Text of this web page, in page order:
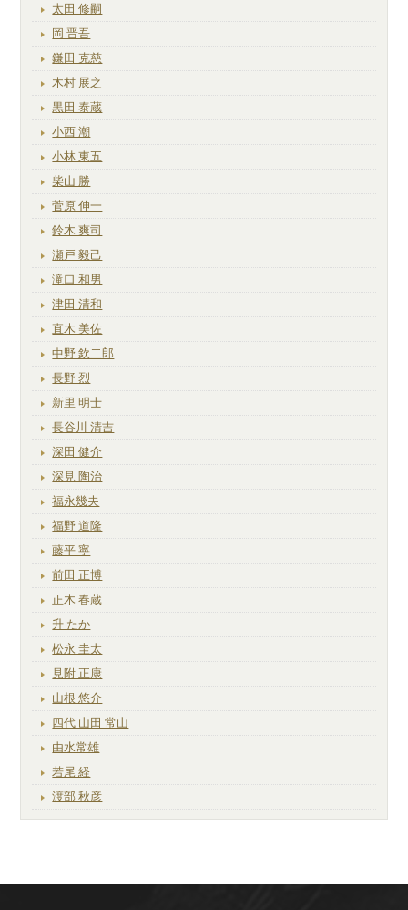
太田 修嗣
岡 晋吾
鎌田 克慈
木村 展之
黒田 泰蔵
小西 潮
小林 東五
柴山 勝
菅原 伸一
鈴木 爽司
瀬戸 毅己
滝口 和男
津田 清和
直木 美佐
中野 欽二郎
長野 烈
新里 明士
長谷川 清吉
深田 健介
深見 陶治
福永幾夫
福野 道隆
藤平 寧
前田 正博
正木 春蔵
升 たか
松永 圭太
見附 正康
山根 悠介
四代 山田 常山
由水常雄
若尾 経
渡部 秋彦